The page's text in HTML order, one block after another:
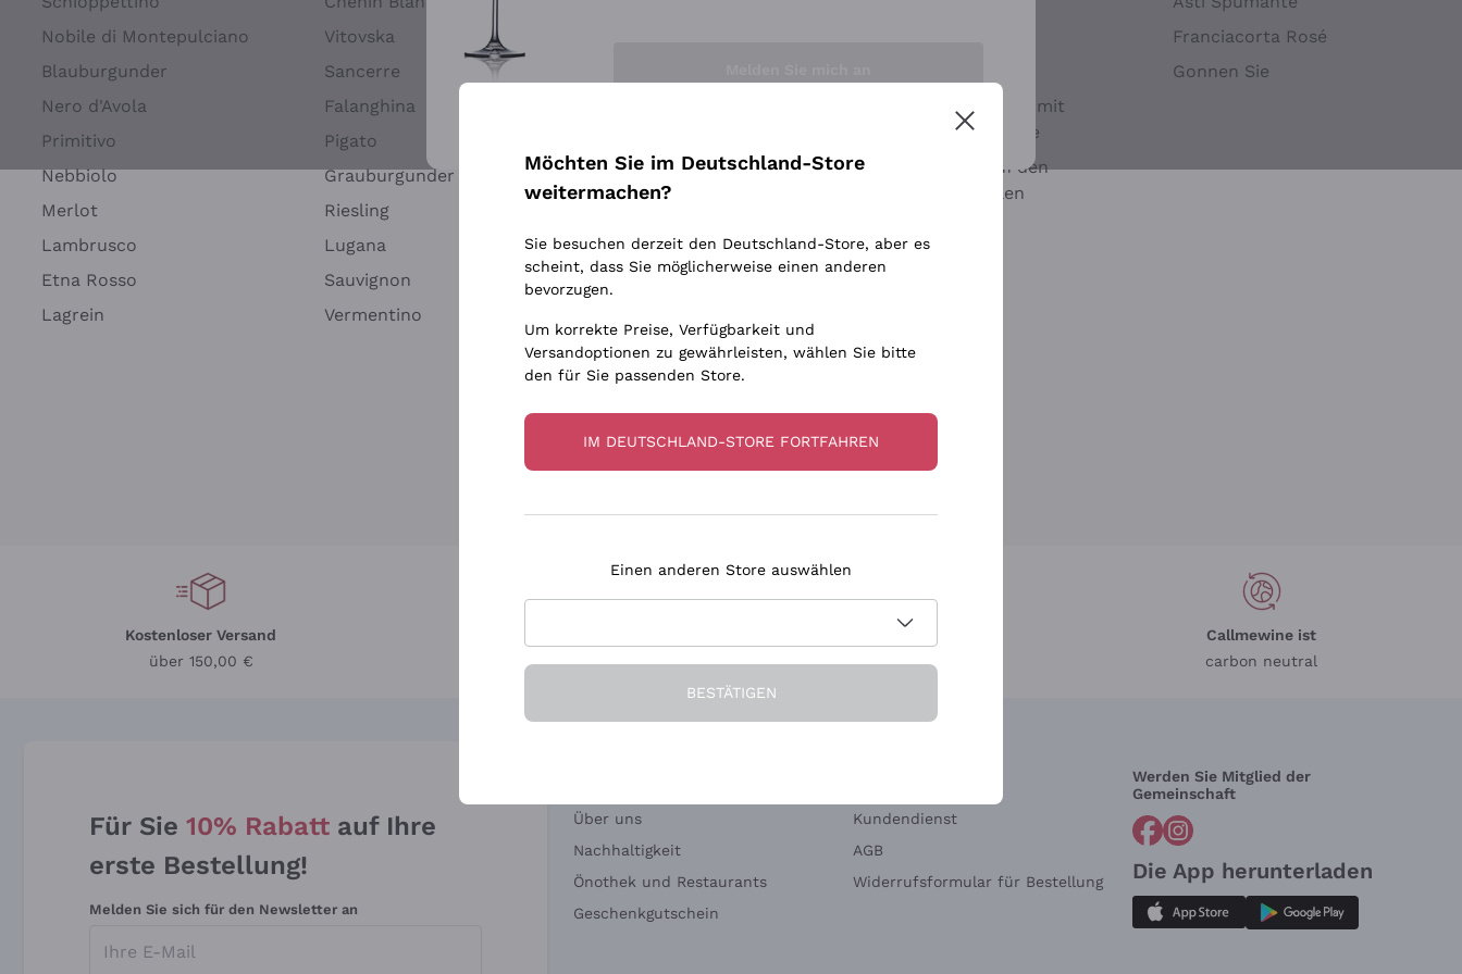
Nobile di Montepulciano
Blauburgunder
Nero d'Avola
Primitivo
Nebbiolo
Merlot
Lambrusco
Etna Rosso
Lagrein
Vitovska
Sancerre
Falanghina
Pigato
Grauburgunder
Riesling
Lugana
Sauvignon
Vermentino
Ca' dei Frati
Biondi Santi
Quintarelli Giuseppe
Rinaldi Giuseppe
Egly Ouriet
Jacquesson
Agrapart
Ohne Sulfit oder mit
minimalen Sulfite
Maischung auf den
Traubenschalen
Franciacorta Rosé
Gonnen Sie
Kostenloser Versand
über 150,00 €
in Deutschland
in 3 Raten
Callmewine ist
carbon neutral
Für Sie 10% Rabatt auf Ihre
erste Bestellung!
Melden Sie sich für den Newsletter an
Über uns
Nachhaltigkeit
Önothek und Restaurants
Geschenkgutschein
Kundendienst
AGB
Widerrufsformular für Bestellung
Werden Sie Mitglied der
Gemeinschaft
Die App herunterladen
Möchten Sie im Deutschland-Store
weitermachen?
Sie besuchen derzeit den Deutschland-Store, aber es
scheint, dass Sie möglicherweise einen anderen
bevorzugen.
Um korrekte Preise, Verfügbarkeit und
Versandoptionen zu gewährleisten, wählen Sie bitte
den für Sie passenden Store.
IM DEUTSCHLAND-STORE FORTFAHREN
Einen anderen Store auswählen
BESTÄTIGEN